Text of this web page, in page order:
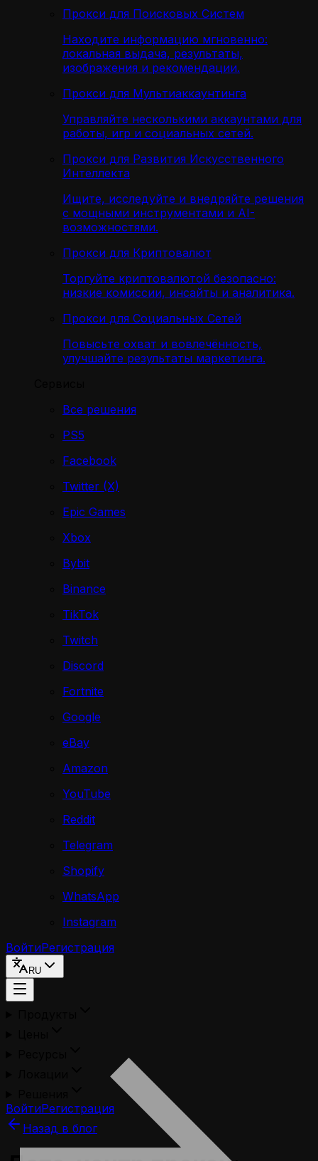
Прокси для Поисковых Систем
Находите информацию мгновенно:
локальная выдача, результаты,
изображения и рекомендации.
Прокси для Мультиаккаунтинга
Управляйте несколькими аккаунтами для
работы, игр и социальных сетей.
Прокси для Развития Искусственного
Интеллекта
Ищите, исследуйте и внедряйте решения
с мощными инструментами и AI-
возможностями.
Прокси для Криптовалют
Торгуйте криптовалютой безопасно:
низкие комиссии, инсайты и аналитика.
Прокси для Социальных Сетей
Повысьте охват и вовлечённость,
улучшайте результаты маркетинга.
Все решения
PS5
Facebook
Twitter (X)
Epic Games
Xbox
Bybit
Binance
TikTok
Twitch
Discord
Fortnite
Google
eBay
Amazon
YouTube
Reddit
Telegram
Shopify
WhatsApp
Instagram
ВойтиРегистрация
RU
ВойтиРегистрация
Назад в блог